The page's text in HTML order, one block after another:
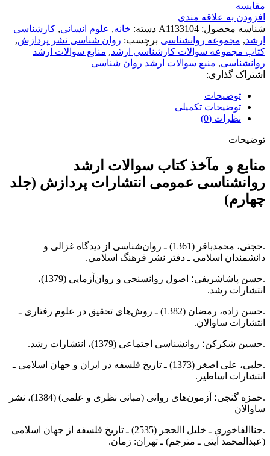
مقايسه
افزودن به علاقه مندی
شناسه محصول: A1133104 دسته: خانه, علوم انسانی, کارشناسی
ارشد, مجموعه روانشناسی برچسب: روان شناسی نشر پردازش,
کتاب مجموعه سوالات کارشناسی ارشد, منابع سوالات ارشد
روانشناسی, منبع سوالات ارشد روان شناسی
اشتراک گذاری:
توضیحات
توضیحات تکمیلی
نظرات (0)
توضیحات
منابع و مآخذ کتاب سوالات ارشد
روانشناسی عمومی انتشارات پردازش (جلد
چهارم)
.حجتى، محمدباقر (1361) ـ روان‌شناسى از ديدگاه غزالى و
دانشمندان اسلامى ـ دفتر نشر فرهنگ اسلامى.
.حسن پاشاشريفى؛ اصول روانسنجى و روان‌آزمايى (1379)،
انتشارات رشد.
.حسن زاده، رمضان (1382) ـ روش‌هاى تحقيق در علوم رفتارى ـ
انتشارات ساوالان.
.حسين شكركن؛ روانشناسى اجتماعى (1379)، انتشارات رشد.
.حلبى، على اصغر (1373) ـ تاريخ فلسفه در ايران و جهان اسلامى ـ
انتشارات اساطير.
.حمزه گنجى؛ آزمون‌هاى روانى (مبانى نظرى و علمى) (1384)، نشر
ساوالان
.حناالفاخورى ـ خليل االحجر (2535) ـ تاريخ فلسفه از جهان اسلامى
(عبدالمحمد آيتى ـ مترجم) ـ تهران: زمان.